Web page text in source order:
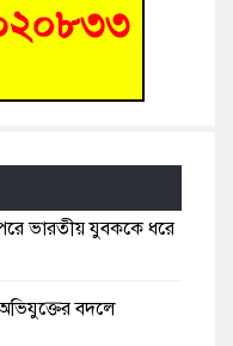
পরে ভারতীয় যুবককে ধরে
বদলে